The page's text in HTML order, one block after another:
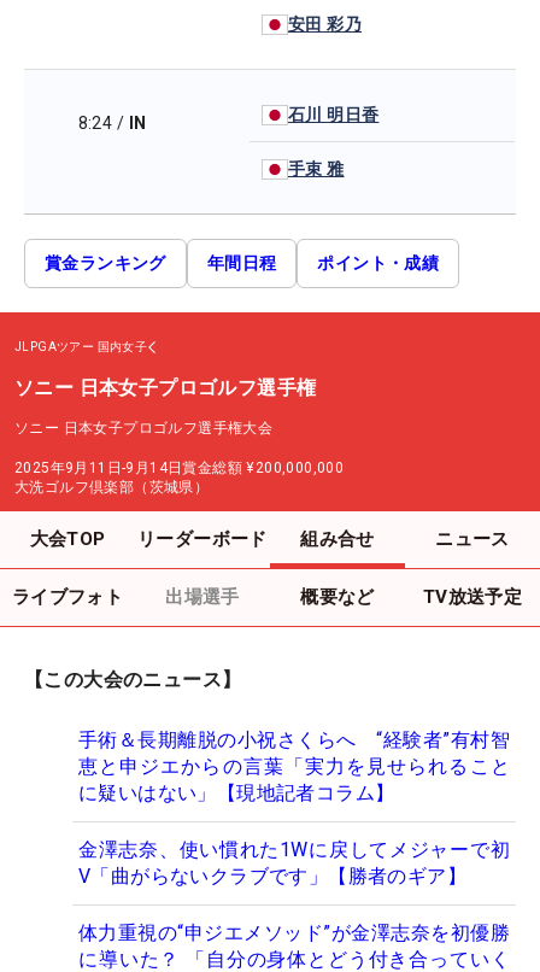
安田 彩乃
8:24 / IN 石川 明日香
手束 雅
賞金ランキング 年間日程 ポイント・成績
JLPGAツアー 国内女子
ソニー 日本女子プロゴルフ選手権
ソニー 日本女子プロゴルフ選手権大会
2025年9月11日-9月14日賞金総額 ¥200,000,000
大洗ゴルフ倶楽部（茨城県）
大会TOP リーダーボード 組み合せ ニュース
ライブフォト 出場選手 概要など TV放送予定
【この大会のニュース】
手術＆長期離脱の小祝さくらへ “経験者”有村智
恵と申ジエからの言葉「実力を見せられること
に疑いはない」【現地記者コラム】
金澤志奈、使い慣れた1Wに戻してメジャーで初
V「曲がらないクラブです」【勝者のギア】
体力重視の“申ジエメソッド”が金澤志奈を初優勝
に導いた？ 「自分の身体とどう付き合っていく